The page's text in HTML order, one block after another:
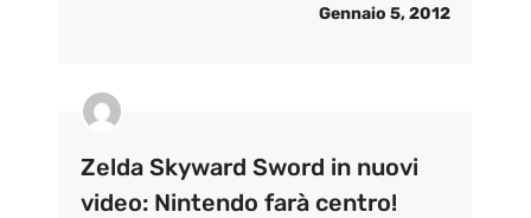
Gennaio 5, 2012
Zelda Skyward Sword in nuovi
video: Nintendo farà centro!